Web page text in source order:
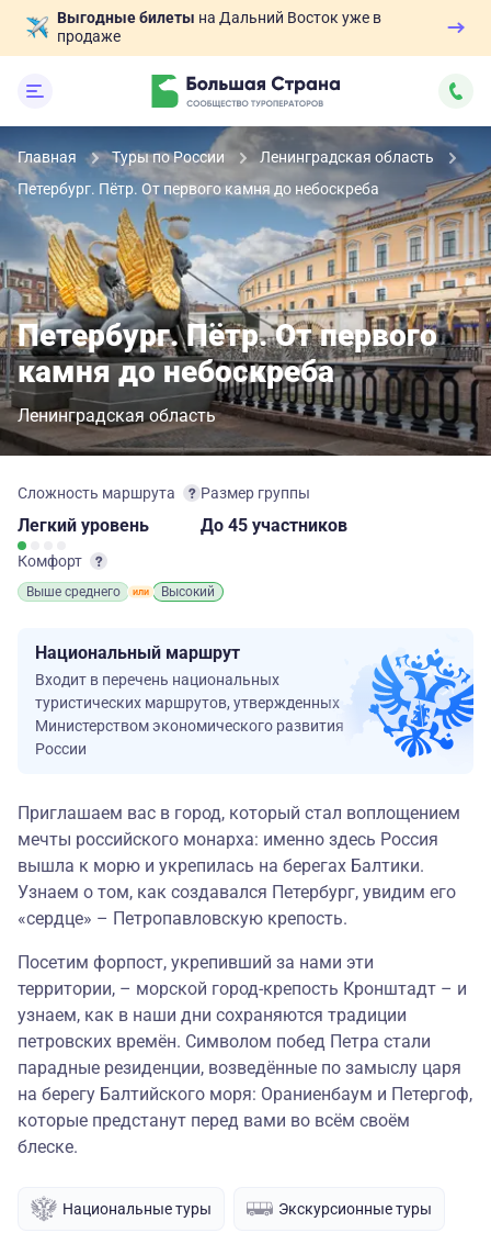
Выгодные билеты на Дальний Восток уже в
продаже
Главная Туры по России
Ленинградская область
Петербург. Пётр. От первого камня до небоскреба
Петербург. Пётр. От первого
камня до небоскреба
Ленинградская область
Сложность маршрута
Легкий уровень
Комфорт
Выше среднего Высокий
Размер группы
до 45 участников
Национальный маршрут
Входит в перечень национальных
туристических маршрутов, утвержденных
Министерством экономического развития
России
Приглашаем вас в город, который стал воплощением
мечты российского монарха: именно здесь Россия
вышла к морю и укрепилась на берегах Балтики.
Узнаем о том, как создавался Петербург, увидим его
«сердце» – Петропавловскую крепость.
Посетим форпост, укрепивший за нами эти
территории, – морской город-крепость Кронштадт – и
узнаем, как в наши дни сохраняются традиции
петровских времён. Символом побед Петра стали
парадные резиденции, возведённые по замыслу царя
на берегу Балтийского моря: Ораниенбаум и Петергоф,
которые предстанут перед вами во всём своём
блеске.
Национальные туры Экскурсионные туры